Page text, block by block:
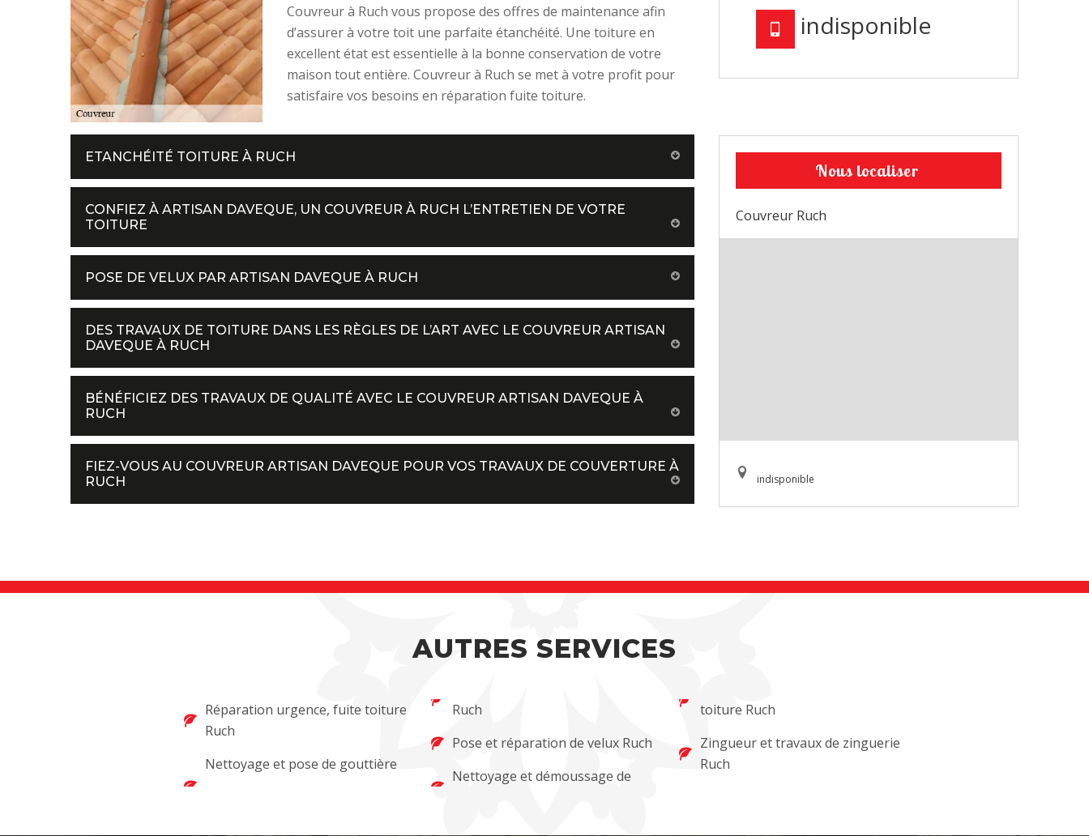
Couvreur à Ruch vous propose des offres de maintenance afin
d’assurer à votre toit une parfaite étanchéité. Une toiture en
excellent état est essentielle à la bonne conservation de votre
maison tout entière. Couvreur à Ruch se met à votre profit pour
satisfaire vos besoins en réparation fuite toiture.
ETANCHÉITÉ TOITURE À RUCH
CONFIEZ À ARTISAN DAVEQUE, UN COUVREUR À RUCH L’ENTRETIEN DE VOTRE
TOITURE
POSE DE VELUX PAR ARTISAN DAVEQUE À RUCH
DES TRAVAUX DE TOITURE DANS LES RÈGLES DE L’ART AVEC LE COUVREUR ARTISAN
DAVEQUE À RUCH
BÉNÉFICIEZ DES TRAVAUX DE QUALITÉ AVEC LE COUVREUR ARTISAN DAVEQUE À
RUCH
FIEZ-VOUS AU COUVREUR ARTISAN DAVEQUE POUR VOS TRAVAUX DE COUVERTURE À
RUCH
indisponible
Nous localiser
Couvreur Ruch
indisponible
AUTRES SERVICES
Réparation urgence, fuite toiture
Ruch
Nettoyage et pose de gouttière
Ruch
Pose et réparation de velux Ruch
Nettoyage et démoussage de
toiture Ruch
Zingueur et travaux de zinguerie
Ruch